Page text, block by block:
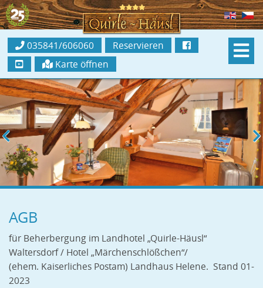
035841/606060
Reservieren
Karte öffnen
AGB
für Beherbergung im Landhotel „Quirle-Häusl“
Waltersdorf / Hotel „Märchenschlößchen“/
(ehem. Kaiserliches Postam) Landhaus Helene. Stand 01-
2023